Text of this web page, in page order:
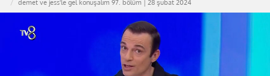
demet ve jess'le gel konuşalım 97. bölüm | 28 şubat 2024